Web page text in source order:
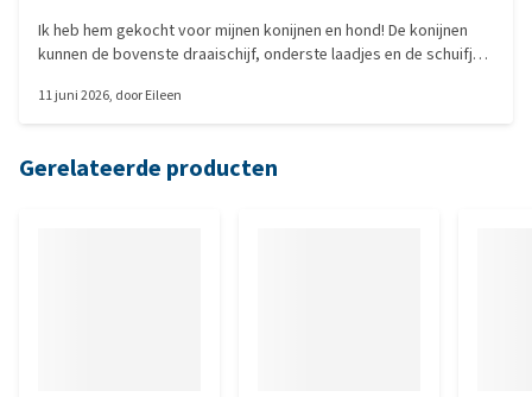
Ik heb hem gekocht voor mijnen konijnen en hond! De konijnen
kunnen de bovenste draaischijf, onderste laadjes en de schuifjes
11 juni 2026, doorEileen
Gerelateerde producten